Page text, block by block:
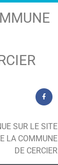
SUR LE SITE
LA COMMUNE
DE CERCIER